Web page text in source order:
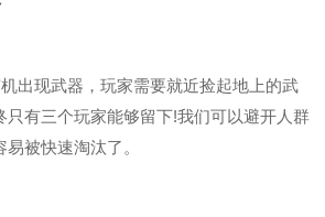
出现武器，玩家需要就近捡起地上的武
只有三个玩家能够留下!我们可以避开人群
被快速淘汰了。